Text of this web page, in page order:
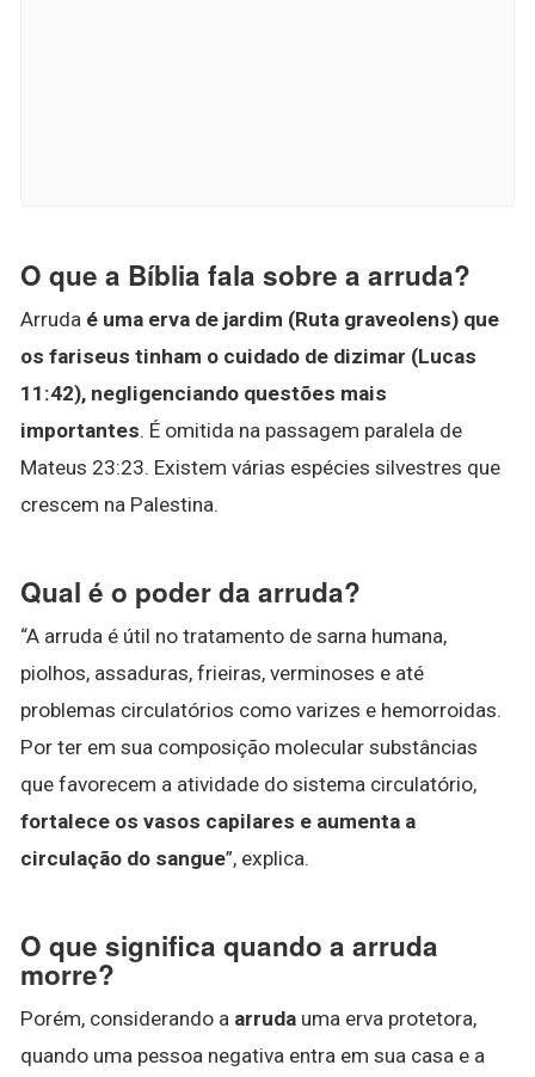
O que a Bíblia fala sobre a arruda?
Arruda é uma erva de jardim (Ruta graveolens) que
os fariseus tinham o cuidado de dizimar (Lucas
11:42), negligenciando questões mais
importantes. É omitida na passagem paralela de
Mateus 23:23. Existem várias espécies silvestres que
crescem na Palestina.
Qual é o poder da arruda?
“A arruda é útil no tratamento de sarna humana,
piolhos, assaduras, frieiras, verminoses e até
problemas circulatórios como varizes e hemorroidas.
Por ter em sua composição molecular substâncias
que favorecem a atividade do sistema circulatório,
fortalece os vasos capilares e aumenta a
circulação do sangue”, explica.
O que significa quando a arruda
morre?
Porém, considerando a arruda uma erva protetora,
quando uma pessoa negativa entra em sua casa e a